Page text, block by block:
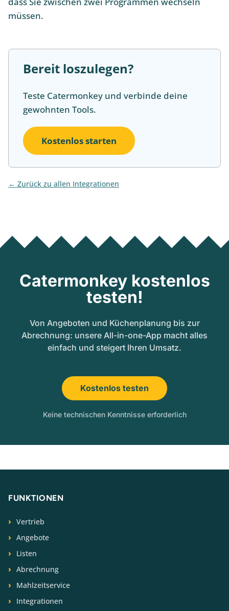
müssen.
Bereit loszulegen?
Teste Catermonkey und verbinde deine
gewohnten Tools.
Kostenlos starten
Zurück zu allen Integrationen
Catermonkey kostenlos
testen!
Von Angeboten und Küchenplanung bis zur
Abrechnung: unsere All-in-one-App macht alles
einfach und steigert Ihren Umsatz.
Kostenlos testen
Keine technischen Kenntnisse erforderlich
FUNKTIONEN
Vertrieb
Angebote
Listen
Abrechnung
Mahlzeitservice
Integrationen